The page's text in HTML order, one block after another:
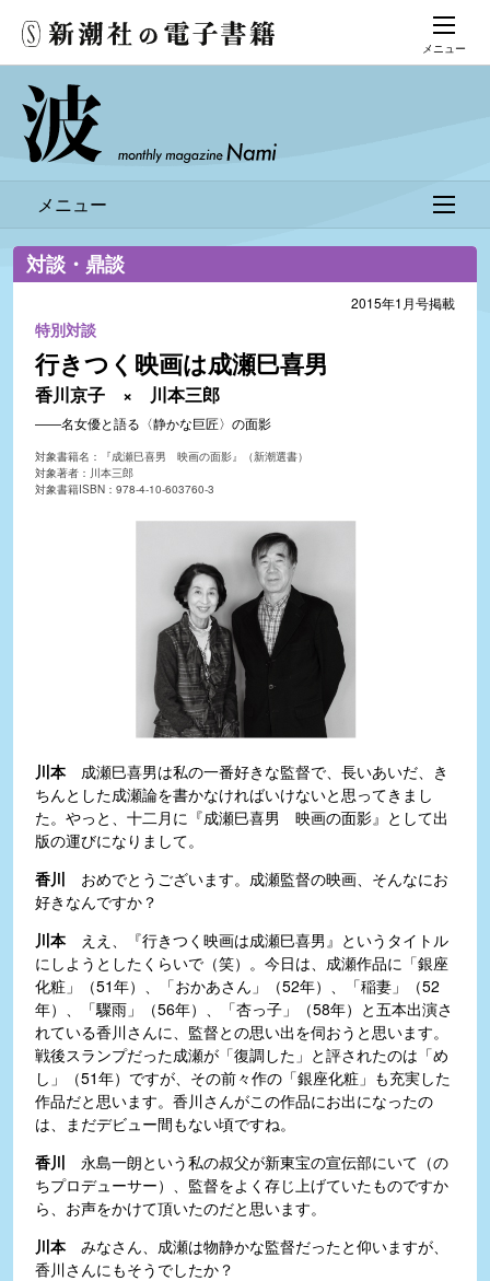
メニュー
メニュー
対談・鼎談
2015年1月号掲載
特別対談
行きつく映画は成瀬巳喜男
香川京子 × 川本三郎
――名女優と語る〈静かな巨匠〉の面影
対象書籍名：『成瀬巳喜男 映画の面影』（新潮選書）
対象著者：川本三郎
対象書籍ISBN：978-4-10-603760-3
川本成瀬巳喜男は私の一番好きな監督で、長いあいだ、き
ちんとした成瀬論を書かなければいけないと思ってきまし
た。やっと、十二月に『成瀬巳喜男 映画の面影』として出
版の運びになりまして。
香川 おめでとうございます。成瀬監督の映画、そんなにお
好きなんですか？
川本ええ、『行きつく映画は成瀬巳喜男』というタイトル
にしようとしたくらいで（笑）。今日は、成瀬作品に「銀座
化粧」（51年）、「おかあさん」（52年）、「稲妻」（52
年）、「驟雨」（56年）、「杏っ子」（58年）と五本出演さ
れている香川さんに、監督との思い出を伺おうと思います。
戦後スランプだった成瀬が「復調した」と評されたのは「め
し」（51年）ですが、その前々作の「銀座化粧」も充実した
作品だと思います。香川さんがこの作品にお出になったの
は、まだデビュー間もない頃ですね。
香川 永島一朗という私の叔父が新東宝の宣伝部にいて（の
ちプロデューサー）、監督をよく存じ上げていたものですか
ら、お声をかけて頂いたのだと思います。
川本みなさん、成瀬は物静かな監督だったと仰いますが、
香川さんにもそうでしたか？